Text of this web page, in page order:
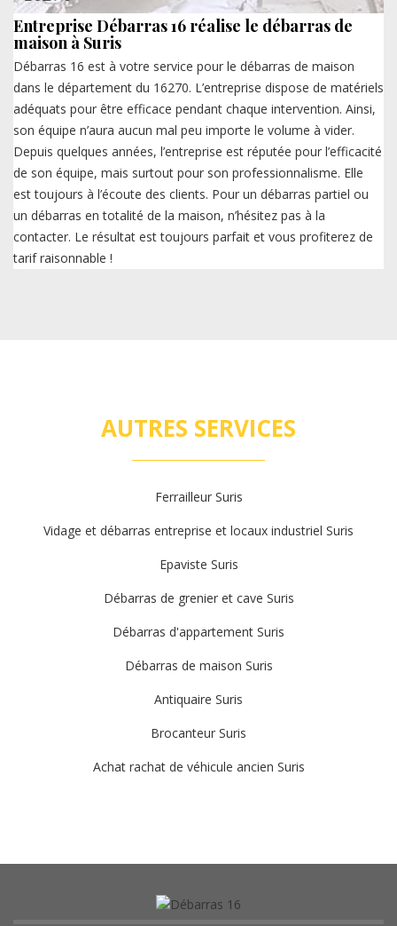
Entreprise Débarras 16 réalise le débarras de
maison à Suris
Débarras 16 est à votre service pour le débarras de maison
dans le département du 16270. L’entreprise dispose de matériels
adéquats pour être efficace pendant chaque intervention. Ainsi,
son équipe n’aura aucun mal peu importe le volume à vider.
Depuis quelques années, l’entreprise est réputée pour l’efficacité
de son équipe, mais surtout pour son professionnalisme. Elle
est toujours à l’écoute des clients. Pour un débarras partiel ou
un débarras en totalité de la maison, n’hésitez pas à la
contacter. Le résultat est toujours parfait et vous profiterez de
tarif raisonnable !
AUTRES SERVICES
Ferrailleur Suris
Vidage et débarras entreprise et locaux industriel Suris
Epaviste Suris
Débarras de grenier et cave Suris
Débarras d'appartement Suris
Débarras de maison Suris
Antiquaire Suris
Brocanteur Suris
Achat rachat de véhicule ancien Suris